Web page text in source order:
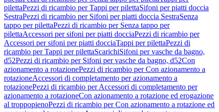
pilettaPezzi di ricambio per Tappi per pilettaSifoni per piatti doccia
SestraPezzi di ricambio per Sifoni per piatti doccia SestraSenza
tappo per pilettaPezzi di ricambio per Senza tappo per
pilettaAccessori per sifoni per piatti docciaPezzi di ricambio per
Accessori per sifoni per piatti docciaTappi per pilettaPezzi di
ricambio per Tappi per pilettaScarichiSifoni per vasche da bagno,
d52Pezzi di ricambio per Sifoni per vasche da bagno, d52Con
azionamento a rotazionePezzi di ricambio per Con azionamento a
rotazioneAccessori di completamento per azionamento a
rotazionePezzi di ricambio per Accessori di completamento per
azionamento a rotazioneCon azionamento a rotazione ed erogazione
al troppopienoPezzi di ricambio per Con azionamento a rotazione ed